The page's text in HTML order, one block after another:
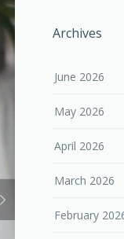
Archives
June 2026
May 2026
April 2026
March 2026
February